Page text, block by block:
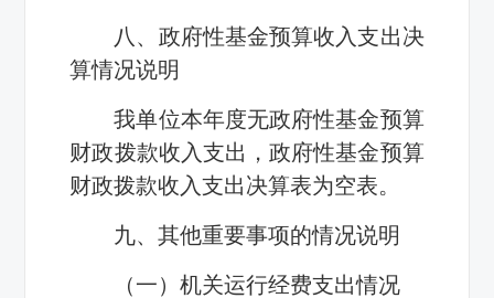
八、政府性基金预算收入支出决
算情况说明
我单位本年度无政府性基金预算
财政拨款收入支出，政府性基金预算
财政拨款收入支出决算表为空表。
九、其他重要事项的情况说明
（一）机关运行经费支出情况